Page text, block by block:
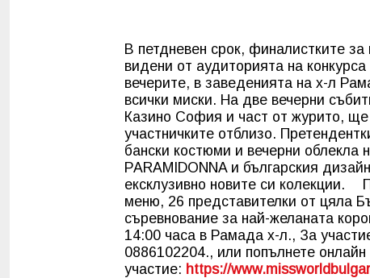
В петдневен срок, финалистките
видени от аудиторията на
вечерите, в заведенията на х-л
всички миски. На две вечерни
Казино София и част от журито,
участничките отблизо.
бански костюми и вечерни облекла
PARAMIDONNA и българския
ексклузивно новите си колекции.
меню, 26 представителки от цяла
съревнование за най-желаната
14:00 часа в Рамада х-л., За
0886102204., или попълнете
участие: https://